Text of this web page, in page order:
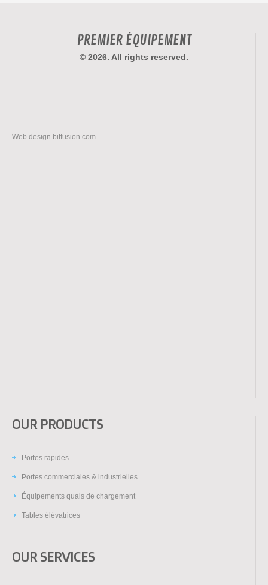
PREMIER ÉQUIPEMENT
© 2026. All rights reserved.
Web design biffusion.com
OUR PRODUCTS
Portes rapides
Portes commerciales & industrielles
Équipements quais de chargement
Tables élévatrices
OUR SERVICES